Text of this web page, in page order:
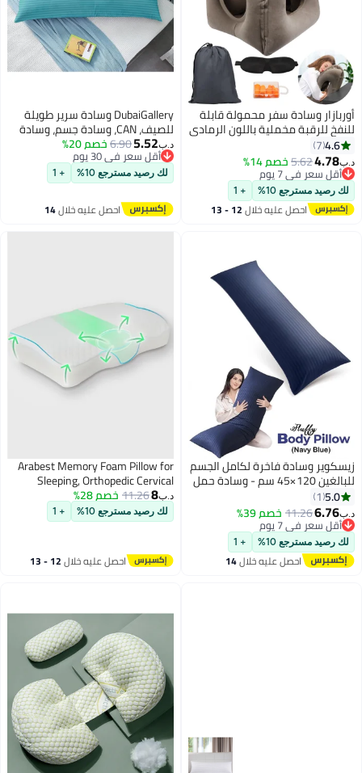
3
أوربازار وسادة سفر محمولة قابلة
للنفخ للرقبة مخملية باللون الرمادي
مناسبة للطائرات والسيارات
والحافلات والمكاتب
4.6
7
د.ب‏4.78
5.62خصم 14%
أقل سعر في 7 يوم
أقل سعر في 7 يوم
لك رصيد مسترجع 10% + 1
احصل عليه خلال 12 - 13
DubaiGallery وسادة سرير طويلة
للصيف، CAN، وسادة جسم، وسادة
جانبية قابلة للتنفس للنوم، وسادة
طويلة CAN
د.ب‏5.52
6.90خصم 20%
أقل سعر في 30 يوم
أقل سعر في 30 يوم
لك رصيد مسترجع 10% + 1
احصل عليه خلال14
زيسكوير وسادة فاخرة لكامل الجسم
للبالغين 120×45 سم - وسادة حمل
فائقة النعومة، وسادة دعم طويلة
للجسم لمن ينامون على الجانب،
حشوة من ألياف البوليستر قابلة
للتهوية مع غطاء من القطن، وسادة
عناق للنوم لدعم الظهر والرقبة
والساقين، متعددة الألوان
5.0
1
د.ب‏6.76
11.26خصم 39%
أقل سعر في 7 يوم
أقل سعر في 7 يوم
لك رصيد مسترجع 10% + 1
احصل عليه خلال14
Arabest Memory Foam Pillow for
Sleeping, Orthopedic Cervical
Pillow for Neck Pain Relief, Medium
Firmness, Unique Cooling
Pillowcase, 60x40 cm, Zippered
د.ب‏8
11.26خصم 28%
لك رصيد مسترجع 10% + 1
احصل عليه خلال 12 - 13